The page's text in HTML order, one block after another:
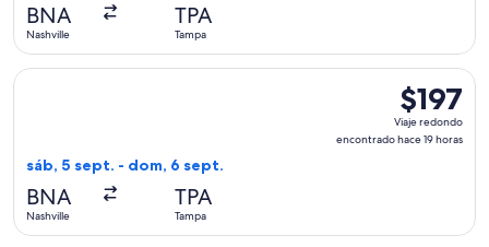
BNA
Nashville
TPA
Tampa
$197
Viaje
redondo,
$197
Viaje redondo
encontrado hace 19 horas
sáb, 5 sept. - dom, 6 sept.
BNA
Nashville
TPA
Tampa
Seleccionar vuelo de American Airlines, con salida el sáb,